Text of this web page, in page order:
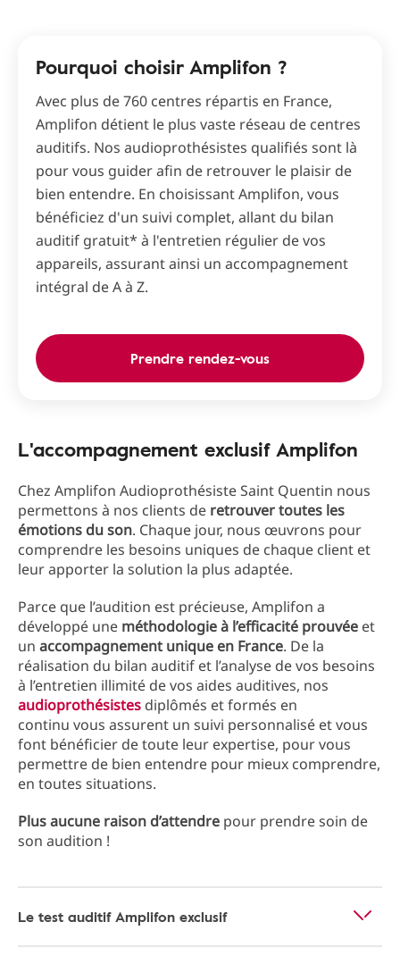
Pourquoi choisir Amplifon ?
Avec plus de 760 centres répartis en France,
Amplifon détient le plus vaste réseau de centres
auditifs. Nos audioprothésistes qualifiés sont là
pour vous guider afin de retrouver le plaisir de
bien entendre. En choisissant Amplifon, vous
bénéficiez d'un suivi complet, allant du bilan
auditif gratuit* à l'entretien régulier de vos
appareils, assurant ainsi un accompagnement
intégral de A à Z.
Prendre rendez-vous
L'accompagnement exclusif Amplifon
Chez Amplifon Audioprothésiste Saint Quentin nous
permettons à nos clients de retrouver toutes les
émotions du son. Chaque jour, nous œuvrons pour
comprendre les besoins uniques de chaque client et
leur apporter la solution la plus adaptée.
Parce que l’audition est précieuse, Amplifon a
développé une méthodologie à l’efficacité prouvée et
un accompagnement unique en France. De la
réalisation du bilan auditif et l’analyse de vos besoins
à l’entretien illimité de vos aides auditives, nos
audioprothésistes diplômés et formés en
continu vous assurent un suivi personnalisé et vous
font bénéficier de toute leur expertise, pour vous
permettre de bien entendre pour mieux comprendre,
en toutes situations.
Plus aucune raison d’attendre pour prendre soin de
son audition !
Le test auditif Amplifon exclusif